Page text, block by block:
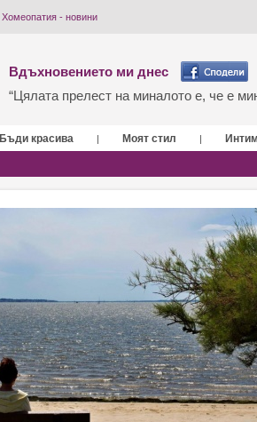
Хомеопатия - новини
Вдъхновението ми днес
“Цялата прелест на миналото е, че е
Бъди красива | Моят стил |